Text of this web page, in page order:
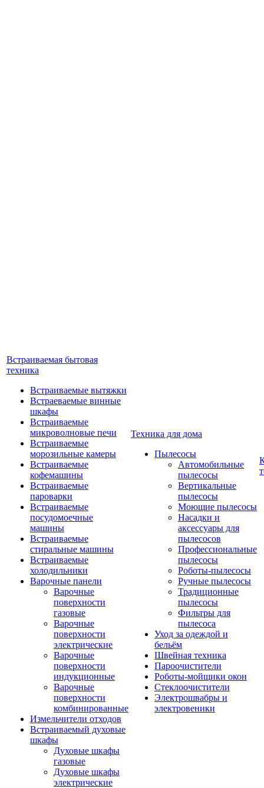
Встраиваемая бытовая
техника
Встраиваемые вытяжки
Встраеваемые винные
шкафы
Встраиваемые
микроволновые печи
Встраиваемые
морозильные камеры
Встраиваемые
кофемашины
Встраиваемые
пароварки
Встраиваемые
посудомоечные
машины
Встраиваемые
стиральные машины
Встраиваемые
холодильники
Варочные панели
Варочные
поверхности
газовые
Варочные
поверхности
электрические
Варочные
поверхности
индукционные
Варочные
поверхности
комбинированные
Измельчители отходов
Встраиваемый духовые
шкафы
Духовые шкафы
газовые
Духовые шкафы
электрические
Техника для дома
Пылесосы
Автомобильные
пылесосы
Вертикальные
пылесосы
Моющие пылесосы
Насадки и
аксессуары для
пылесосов
Профессиональные
пылесосы
Роботы-пылесосы
Ручные пылесосы
Традиционные
пылесосы
Фильтры для
пылесоса
Уход за одеждой и
бельём
Швейная техника
Пароочистители
Роботы-мойщики окон
Стеклоочистители
Электрошвабры и
электровеники